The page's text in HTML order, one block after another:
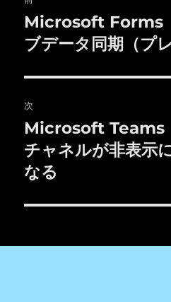
稿
ナ
ビ
ゲ
ー
シ
前
の
稿:
Microsoft Forms
ブデータ同期（プ
次
次
の
投
Microsoft Teams
チャネルが非表示
なる